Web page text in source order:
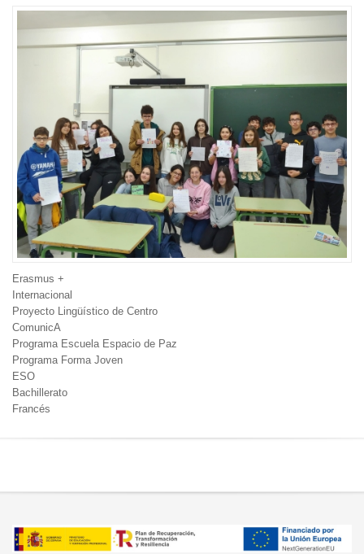
Erasmus +
Internacional
Proyecto Lingüístico de Centro
ComunicA
Programa Escuela Espacio de Paz
Programa Forma Joven
ESO
Bachillerato
Francés